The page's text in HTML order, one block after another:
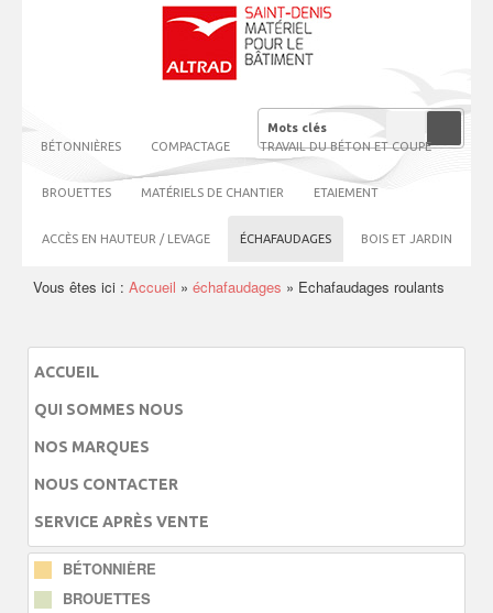
BÉTONNIÈRES COMPACTAGE TRAVAIL DU BÉTON ET COUPE
BROUETTES MATÉRIELS DE CHANTIER ETAIEMENT
ACCÈS EN HAUTEUR / LEVAGE ÉCHAFAUDAGES BOIS ET JARDIN
Vous êtes ici : Accueil » échafaudages » Echafaudages roulants
ACCUEIL
QUI SOMMES NOUS
NOS MARQUES
NOUS CONTACTER
SERVICE APRÈS VENTE
BÉTONNIÈRE
BROUETTES